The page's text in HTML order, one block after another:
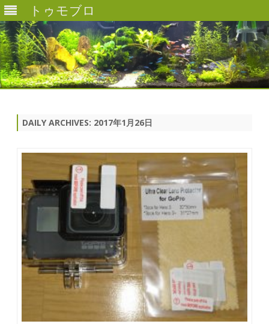
トゥモブロ
DAILY ARCHIVES: 2017年1月26日